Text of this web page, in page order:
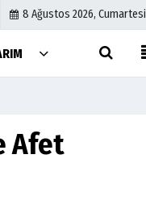
8 Ağustos 2026, Cumartesi
Çerez Politikası
Afet